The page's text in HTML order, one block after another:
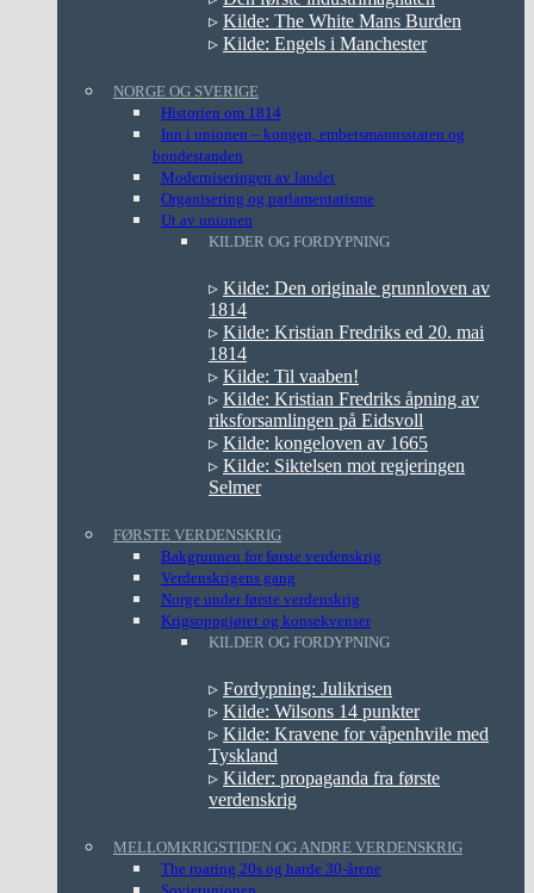
▹ Kilde: The White Mans Burden
▹ Kilde: Engels i Manchester
NORGE OG SVERIGE
Historien om 1814
Inn i unionen – kongen, embetsmannsstaten og
bondestanden
Moderniseringen av landet
Organisering og parlamentarisme
Ut av unionen
KILDER OG FORDYPNING
▹ Kilde: Den originale grunnloven av
1814
▹ Kilde: Kristian Fredriks ed 20. mai
1814
▹ Kilde: Til vaaben!
▹ Kilde: Kristian Fredriks åpning av
riksforsamlingen på Eidsvoll
▹ Kilde: kongeloven av 1665
▹ Kilde: Siktelsen mot regjeringen
Selmer
FØRSTE VERDENSKRIG
Bakgrunnen for første verdenskrig
Verdenskrigens gang
Norge under første verdenskrig
Krigsoppgjøret og konsekvenser
KILDER OG FORDYPNING
▹ Fordypning: Julikrisen
▹ Kilde: Wilsons 14 punkter
▹ Kilde: Kravene for våpenhvile med
Tyskland
▹ Kilder: propaganda fra første
verdenskrig
MELLOMKRIGSTIDEN OG ANDRE VERDENSKRIG
The roaring 20s og harde 30-årene